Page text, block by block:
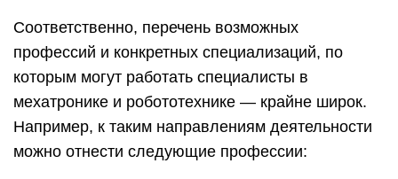
Соответственно, перечень возможных
профессий и конкретных специализаций, по
которым могут работать специалисты в
мехатронике и робототехнике — крайне широк.
Например, к таким направлениям деятельности
можно отнести следующие профессии: